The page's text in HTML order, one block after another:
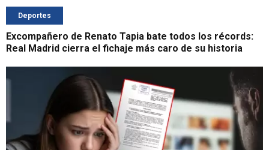
Deportes
Excompañero de Renato Tapia bate todos los récords:
Real Madrid cierra el fichaje más caro de su historia